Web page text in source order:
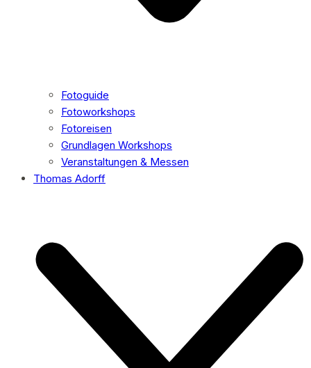
Fotoguide
Fotoworkshops
Fotoreisen
Grundlagen Workshops
Veranstaltungen & Messen
Thomas Adorff